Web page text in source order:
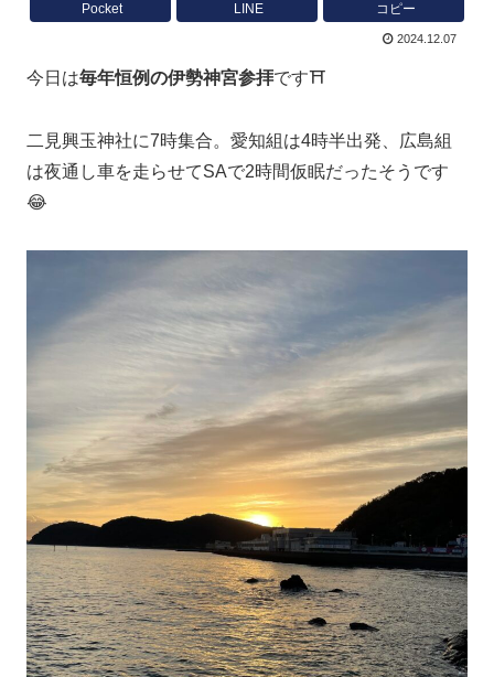
Pocket LINE コピー
2024.12.07
今日は毎年恒例の伊勢神宮参拝です⛩️
二見興玉神社に7時集合。愛知組は4時半出発、広島組
は夜通し車を走らせてSAで2時間仮眠だったそうです
😂